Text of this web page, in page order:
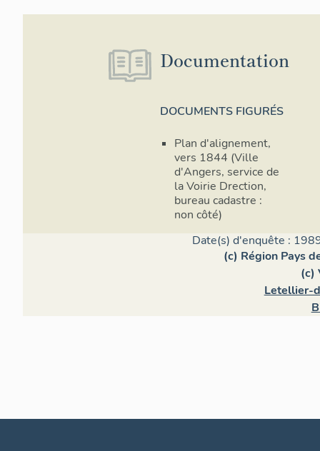
et
au
rue
Documentation
DOCUMENTS FIGURÉS
Plan d'alignement,
vers 1844 (Ville
d'Angers, service de
la Voirie Drection,
bureau cadastre :
non côté)
Date(s) d'enquête :
(c) Région Pays
(c)
Letellier-